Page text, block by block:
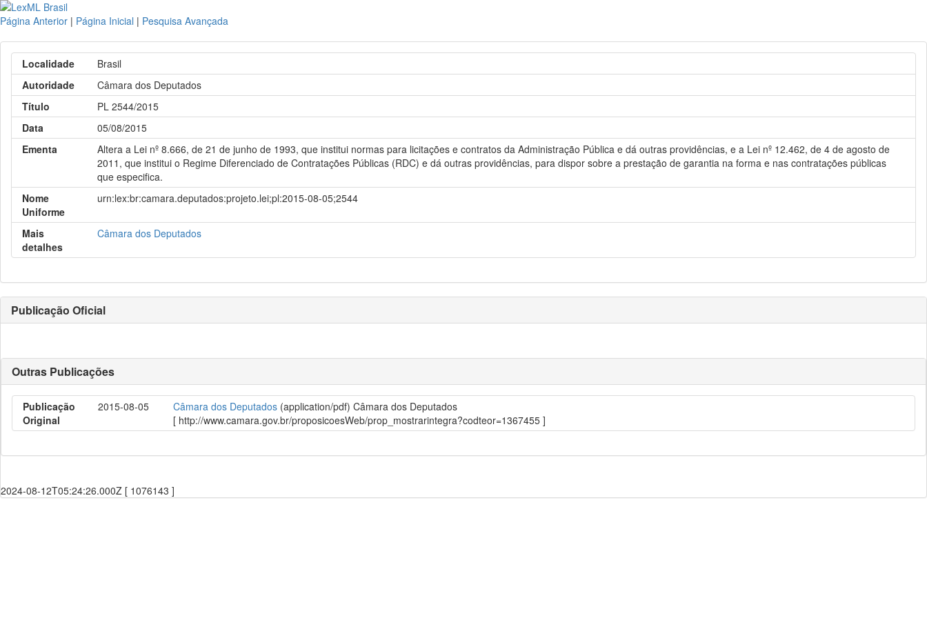
Página Anterior | Página Inicial | Pesquisa Avançada
Localidade
Brasil
Autoridade
Câmara dos Deputados
Título
PL 2544/2015
Data
05/08/2015
Ementa
Altera a Lei nº 8.666, de 21 de junho de 1993, que institui normas para licitações e contratos da Administração Pública e dá outras providências, e a Lei nº 12.462, de 4 de agosto de
2011, que institui o Regime Diferenciado de Contratações Públicas (RDC) e dá outras providências, para dispor sobre a prestação de garantia na forma e nas contratações públicas
que especifica.
Nome
Uniforme
urn:lex:br:camara.deputados:projeto.lei;pl:2015-08-05;2544
Mais
detalhes
Câmara dos Deputados
Publicação Oficial
Outras Publicações
Publicação
Original
2015-08-05 Câmara dos Deputados (application/pdf) Câmara dos Deputados
[ http://www.camara.gov.br/proposicoesWeb/prop_mostrarintegra?codteor=1367455 ]
2024-08-12T05:24:26.000Z [ 1076143 ]